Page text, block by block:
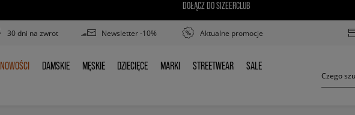
DOŁĄCZ DO SIZEERCLUB
30 dni na zwrot Newsletter -10% Aktualne promocje
NOWOŚCI
NOWOŚCI DAMSKIE
DAMSKIE MĘSKIE
MĘSKIE DZIECIĘCE
DZIECIĘCE MARKI
MARKI STREETWEAR
STREETWEAR SALE
SALE